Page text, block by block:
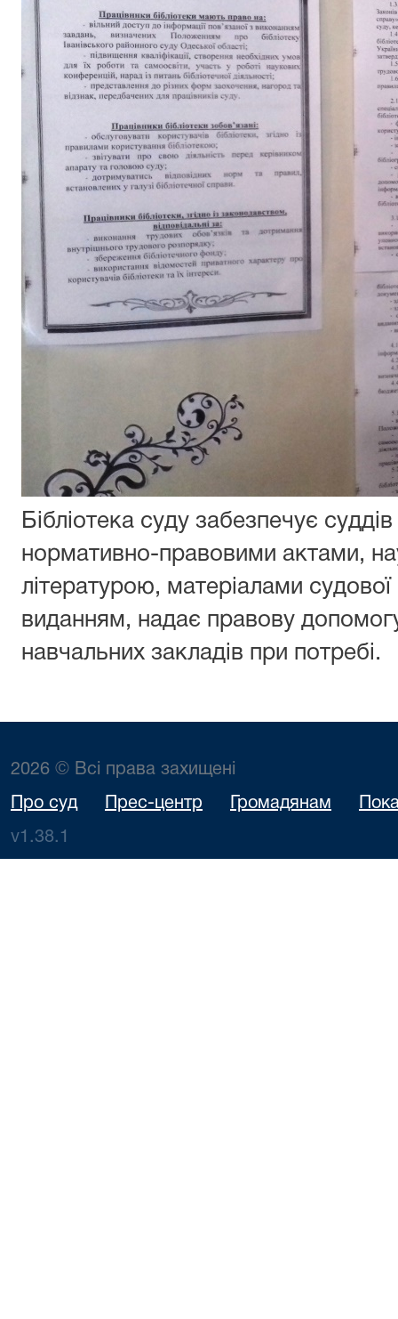
Бібліотека суду забезпечує
нормативно-правовими актами,
літературою, матеріалами
виданням, надає правову
навчальних закладів при потребі.
2026 © Всі права захищені
Про суд Прес-центр Громадянам
v1.38.1